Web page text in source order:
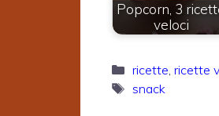
Popcorn, 3
veloci
Categorie
ricette ricette
Tag
snack